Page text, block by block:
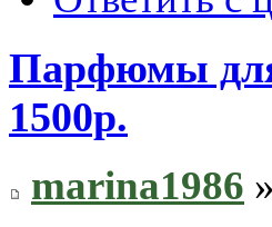
Парфюмы
1500р.
marina1986